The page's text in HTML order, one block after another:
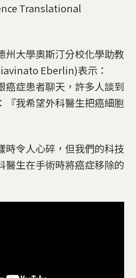
Translational
州大學奧斯汀分校化學助教
Eberlin)表示：
癌症患者聊天，許多人談到
『我希望外科醫生把癌細胞
時令人心碎，但我們的科技
醫生在手術時將癌症移除的